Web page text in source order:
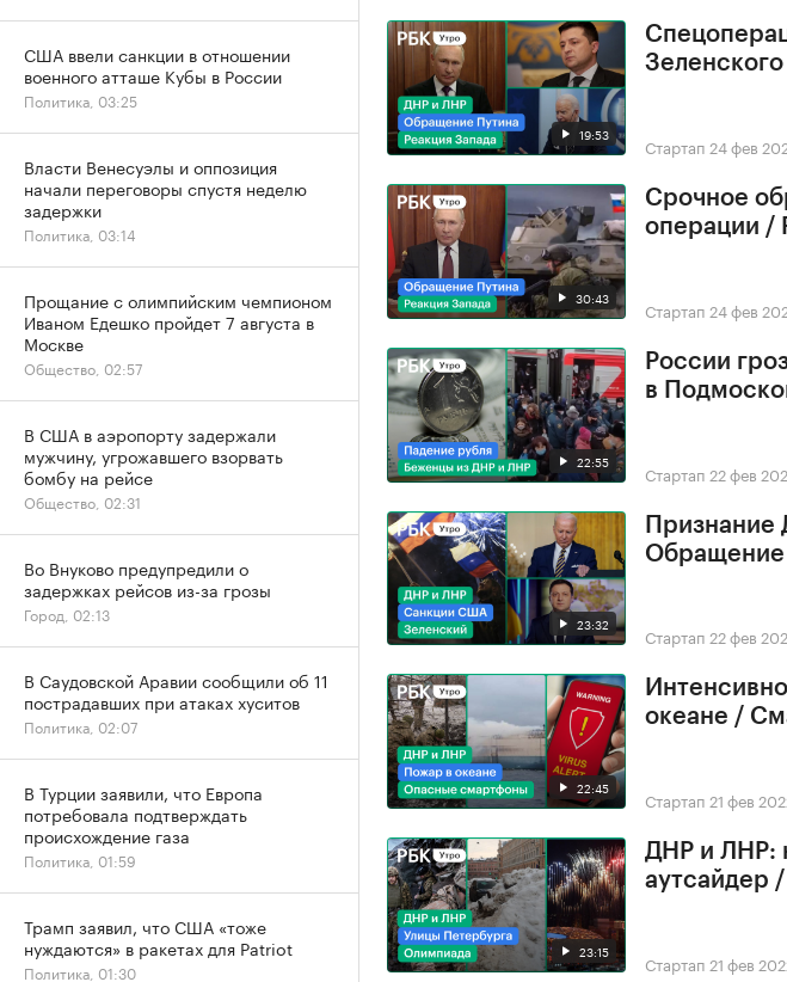
19:53 Стартап 24 фев
30:43
Срочное
операции /
Стартап 24 фев
22:55
России
в
Стартап 22 фев
23:32
Обращение
Стартап 22 фев
22:45
океане /
Стартап 21 фев
23:15
ДНР и ЛНР:
аутсайдер
Стартап 21 фев
США ввели санкции в отношении
военного атташе Кубы в России
Политика, 03:25
Власти Венесуэлы и оппозиция
начали переговоры спустя неделю
задержки
Политика, 03:14
Прощание с олимпийским чемпионом
Иваном Едешко пройдет 7 августа в
Москве
Общество, 02:57
В США в аэропорту задержали
мужчину, угрожавшего взорвать
бомбу на рейсе
Общество, 02:31
Во Внуково предупредили о
задержках рейсов из-за грозы
Город, 02:13
В Саудовской Аравии сообщили об 11
пострадавших при атаках хуситов
Политика, 02:07
В Турции заявили, что Европа
потребовала подтверждать
происхождение газа
Политика, 01:59
Трамп заявил, что США «тоже
нуждаются» в ракетах для Patriot
Политика, 01:30